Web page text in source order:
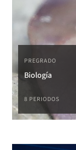
PREGRADO
Biología
8 PERIODOS